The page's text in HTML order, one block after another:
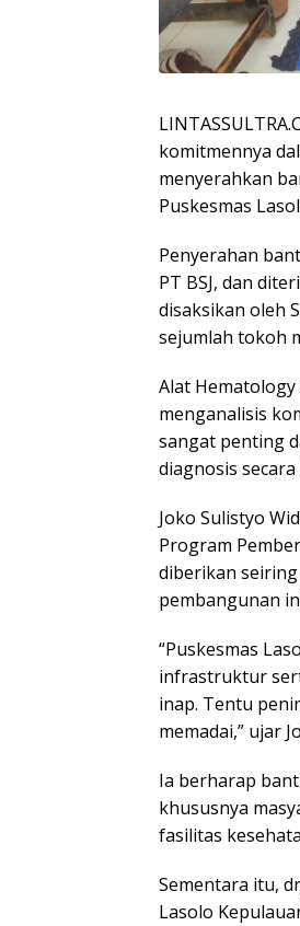
komitmennya
menyerahkan
Puskesmas
Penyerahan
PT BSJ, dan
disaksikan oleh
sejumlah tokoh
Alat
menganalisis
sangat penting
diagnosis
Joko Sulistyo
Program
diberikan
pembangunan
“Puskesmas
infrastruktur
inap. Tentu
memadai,” ujar
Ia berharap
khususnya
fasilitas
Sementara itu,
Lasolo